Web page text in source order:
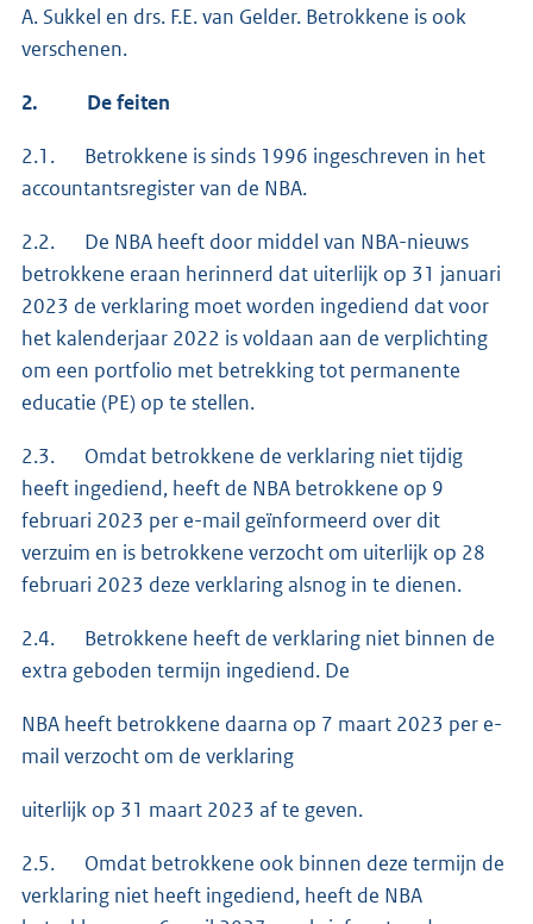
A. Sukkel en drs. F.E. van Gelder. Betrokkene is ook
verschenen.
2. De feiten
2.1. Betrokkene is sinds 1996 ingeschreven in het
accountantsregister van de NBA.
2.2. De NBA heeft door middel van NBA-nieuws
betrokkene eraan herinnerd dat uiterlijk op 31 januari
2023 de verklaring moet worden ingediend dat voor
het kalenderjaar 2022 is voldaan aan de verplichting
om een portfolio met betrekking tot permanente
educatie (PE) op te stellen.
2.3. Omdat betrokkene de verklaring niet tijdig
heeft ingediend, heeft de NBA betrokkene op 9
februari 2023 per e-mail geïnformeerd over dit
verzuim en is betrokkene verzocht om uiterlijk op 28
februari 2023 deze verklaring alsnog in te dienen.
2.4. Betrokkene heeft de verklaring niet binnen de
extra geboden termijn ingediend. De
NBA heeft betrokkene daarna op 7 maart 2023 per e-
mail verzocht om de verklaring
uiterlijk op 31 maart 2023 af te geven.
2.5. Omdat betrokkene ook binnen deze termijn de
verklaring niet heeft ingediend, heeft de NBA